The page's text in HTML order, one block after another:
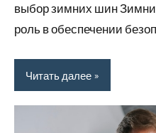
выбор зимних шин
роль в обеспечении
Читать далее